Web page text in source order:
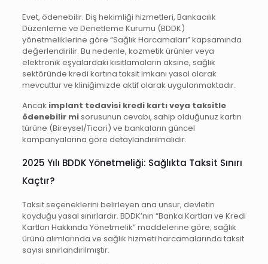
Evet, ödenebilir. Diş hekimliği hizmetleri, Bankacılık
Düzenleme ve Denetleme Kurumu (BDDK)
yönetmeliklerine göre “Sağlık Harcamaları” kapsamında
değerlendirilir. Bu nedenle, kozmetik ürünler veya
elektronik eşyalardaki kısıtlamaların aksine, sağlık
sektöründe kredi kartına taksit imkanı yasal olarak
mevcuttur ve kliniğimizde aktif olarak uygulanmaktadır.
Ancak implant tedavisi kredi kartı veya taksitle
ödenebilir misorusunun cevabı, sahip olduğunuz kartın
türüne (Bireysel/Ticari) ve bankaların güncel
kampanyalarına göre detaylandırılmalıdır.
2025 Yılı BDDK Yönetmeliği: Sağlıkta Taksit Sınırı
Kaçtır?
Taksit seçeneklerini belirleyen ana unsur, devletin
koyduğu yasal sınırlardır. BDDK’nın “Banka Kartları ve Kredi
Kartları Hakkında Yönetmelik” maddelerine göre; sağlık
ürünü alımlarında ve sağlık hizmeti harcamalarında taksit
sayısı sınırlandırılmıştır.